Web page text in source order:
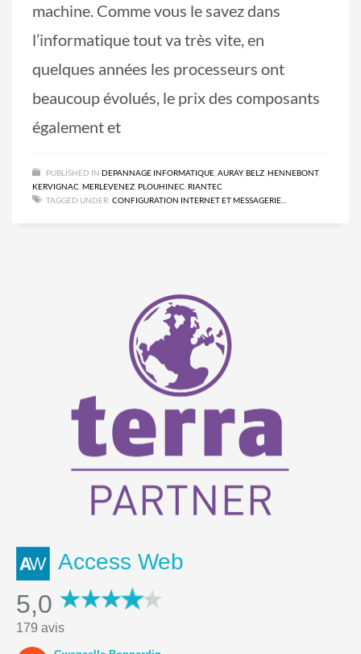
machine. Comme vous le savez dans
l’informatique tout va très vite, en
quelques années les processeurs ont
beaucoup évolués, le prix des composants
également et
PUBLISHED IN DEPANNAGE INFORMATIQUE AURAY, BELZ HENNEBONT,
KERVIGNAC MERLEVENEZ PLOUHINEC RIANTEC
TAGGED UNDER: CONFIGURATION INTERNET ET MESSAGERIE...
Access Web
5,0
179 avis